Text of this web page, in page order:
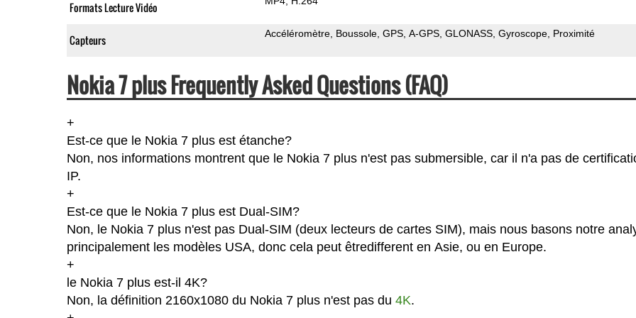
Formats Lecture Vidéo
Capteurs Accéléromètre Boussole GPS A-GPS GLONASS Gyroscope Proximité
Nokia 7 plus Frequently Asked Questions (FAQ)
+
Est-ce que le Nokia 7 plus est étanche?
Non, nos informations montrent que le Nokia 7 plus n'est pas submersible, car il n'a pas de
IP.
+
Est-ce que le Nokia 7 plus est Dual-SIM?
Non, le Nokia 7 plus n'est pas Dual-SIM (deux lecteurs de cartes SIM), mais nous basons notre
principalement les modèles USA, donc cela peut êtredifferent en Asie, ou en Europe.
+
le Nokia 7 plus est-il 4K?
Non, la définition 2160x1080 du Nokia 7 plus n'est pas du 4K.